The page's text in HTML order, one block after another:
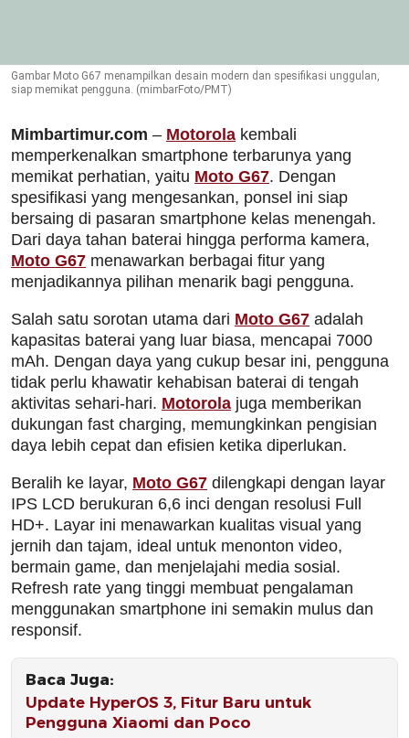
Gambar Moto G67 menampilkan desain modern dan spesifikasi unggulan,
siap memikat pengguna. (mimbarFoto/PMT)
Mimbartimur.com – Motorola kembali
memperkenalkan smartphone terbarunya yang
memikat perhatian, yaitu Moto G67. Dengan
spesifikasi yang mengesankan, ponsel ini siap
bersaing di pasaran smartphone kelas menengah.
Dari daya tahan baterai hingga performa kamera,
Moto G67 menawarkan berbagai fitur yang
menjadikannya pilihan menarik bagi pengguna.
Salah satu sorotan utama dari Moto G67 adalah
kapasitas baterai yang luar biasa, mencapai 7000
mAh. Dengan daya yang cukup besar ini, pengguna
tidak perlu khawatir kehabisan baterai di tengah
aktivitas sehari-hari. Motorola juga memberikan
dukungan fast charging, memungkinkan pengisian
daya lebih cepat dan efisien ketika diperlukan.
Beralih ke layar, Moto G67 dilengkapi dengan layar
IPS LCD berukuran 6,6 inci dengan resolusi Full
HD+. Layar ini menawarkan kualitas visual yang
jernih dan tajam, ideal untuk menonton video,
bermain game, dan menjelajahi media sosial.
Refresh rate yang tinggi membuat pengalaman
menggunakan smartphone ini semakin mulus dan
responsif.
Baca Juga:
Update HyperOS 3, Fitur Baru untuk
Pengguna Xiaomi dan Poco